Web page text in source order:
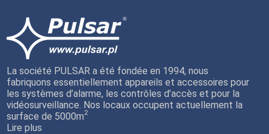
La société PULSAR a été fondée en 1994, nous
fabriquons essentiellement appareils et accessoires pour
les systèmes d’alarme, les contrôles d’accès et pour la
vidéosurveillance. Nos locaux occupent actuellement la
surface de 5000m2
Lire plus